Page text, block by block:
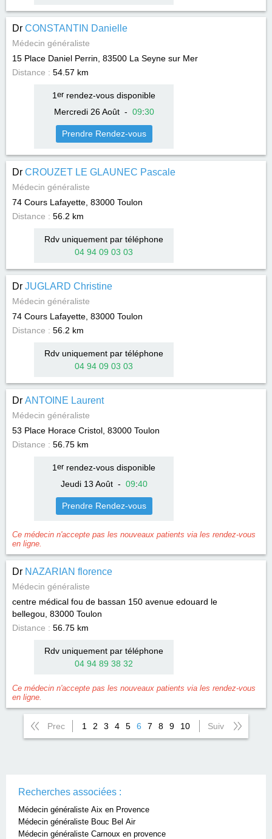
Dr CONSTANTIN Danielle
Médecin généraliste
15 Place Daniel Perrin, 83500 La Seyne sur Mer
Distance : 54.57 km
1 errendez-vous disponible
Mercredi 26 Août- 09:30
Prendre Rendez-vous
Dr CROUZET LE GLAUNEC Pascale
Médecin généraliste
74 Cours Lafayette, 83000 Toulon
Distance : 56.2 km
Rdv uniquement par téléphone
04 94 09 03 03
Dr JUGLARD Christine
Médecin généraliste
74 Cours Lafayette, 83000 Toulon
Distance : 56.2 km
Rdv uniquement par téléphone
04 94 09 03 03
Dr ANTOINE Laurent
Médecin généraliste
53 Place Horace Cristol, 83000 Toulon
Distance : 56.75 km
1 errendez-vous disponible
Jeudi 13 Août- 09:40
Prendre Rendez-vous
Ce médecin n'accepte pas les nouveaux patients via les rendez-vous
en ligne.
Dr NAZARIAN florence
Médecin généraliste
centre médical fou de bassan 150 avenue edouard le
bellegou, 83000 Toulon
Distance : 56.75 km
Rdv uniquement par téléphone
04 94 89 38 32
Ce médecin n'accepte pas les nouveaux patients via les rendez-vous
en ligne.
Prec 1 2 3 4 5 6 7 8 9 10 Suiv
Recherches associées :
Médecin généraliste Aix en Provence
Médecin généraliste Bouc Bel Air
Médecin généraliste Carnoux en provence